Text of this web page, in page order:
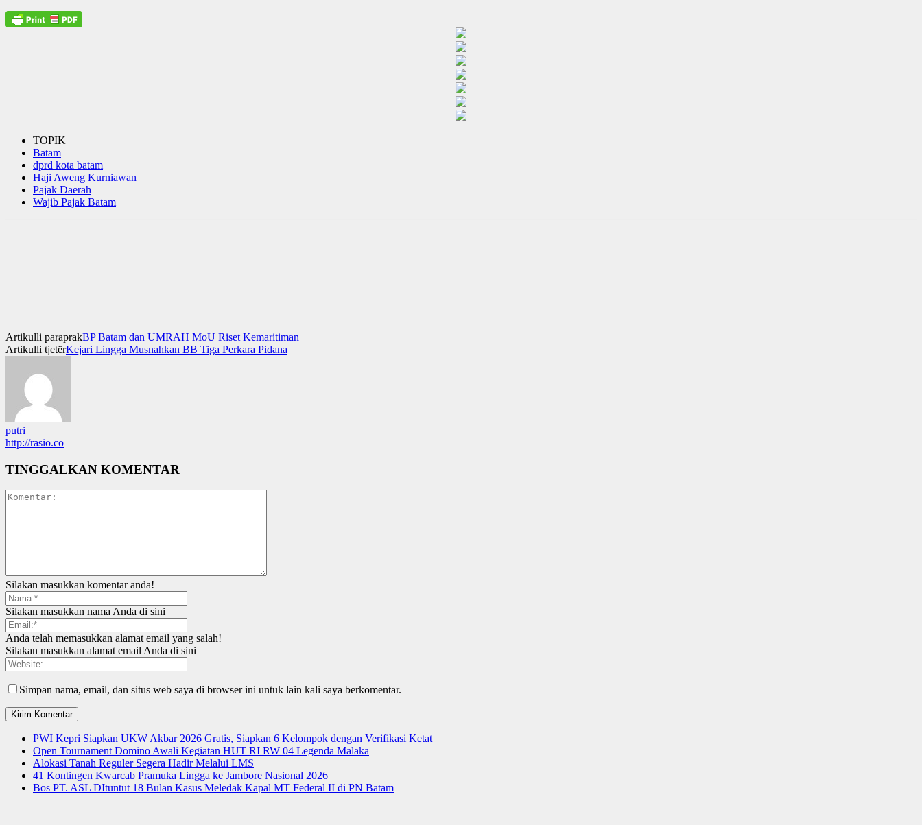
TOPIK
Batam
dprd kota batam
Haji Aweng Kurniawan
Pajak Daerah
Wajib Pajak Batam
Artikulli paraprakBP Batam dan UMRAH MoU Riset Kemaritiman
Artikulli tjetërKejari Lingga Musnahkan BB Tiga Perkara Pidana
putri
http://rasio.co
TINGGALKAN KOMENTAR
Silakan masukkan komentar anda!
Silakan masukkan nama Anda di sini
Anda telah memasukkan alamat email yang salah!
Silakan masukkan alamat email Anda di sini
Simpan nama, email, dan situs web saya di browser ini untuk lain kali saya berkomentar.
PWI Kepri Siapkan UKW Akbar 2026 Gratis, Siapkan 6 Kelompok dengan Verifikasi Ketat
Open Tournament Domino Awali Kegiatan HUT RI RW 04 Legenda Malaka
Alokasi Tanah Reguler Segera Hadir Melalui LMS
41 Kontingen Kwarcab Pramuka Lingga ke Jambore Nasional 2026
Bos PT. ASL DItuntut 18 Bulan Kasus Meledak Kapal MT Federal II di PN Batam